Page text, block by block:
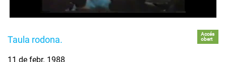
Taula rodona.
Accés
obert
11 de febr. 1988